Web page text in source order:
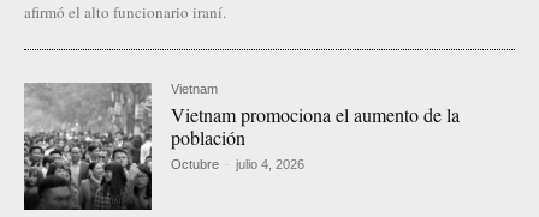
afirmó el alto funcionario iraní.
Vietnam
Vietnam promociona el aumento de la
población
Octubre - julio 4, 2026